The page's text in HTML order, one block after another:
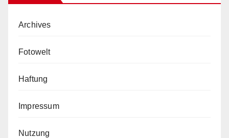
Archives
Fotowelt
Haftung
Impressum
Nutzung